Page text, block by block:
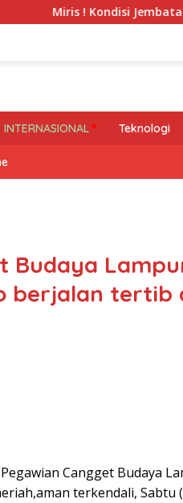
! Kondisi Jembatan Km 1
INTERNASIONAL Teknologi
Budaya
berjalan tertib
Cangget Budaya
terkendali, Sabtu